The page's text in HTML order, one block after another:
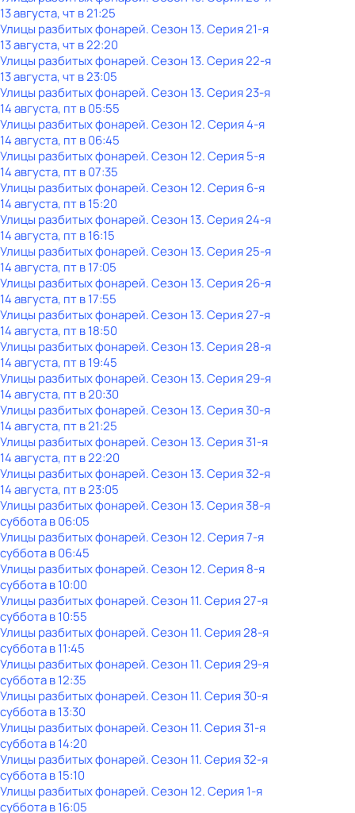
13 августа, чт в 21:25
Улицы разбитых фонарей. Сезон 13. Серия 21-я
13 августа, чт в 22:20
Улицы разбитых фонарей. Сезон 13. Серия 22-я
13 августа, чт в 23:05
Улицы разбитых фонарей. Сезон 13. Серия 23-я
14 августа, пт в 05:55
Улицы разбитых фонарей. Сезон 12. Серия 4-я
14 августа, пт в 06:45
Улицы разбитых фонарей. Сезон 12. Серия 5-я
14 августа, пт в 07:35
Улицы разбитых фонарей. Сезон 12. Серия 6-я
14 августа, пт в 15:20
Улицы разбитых фонарей. Сезон 13. Серия 24-я
14 августа, пт в 16:15
Улицы разбитых фонарей. Сезон 13. Серия 25-я
14 августа, пт в 17:05
Улицы разбитых фонарей. Сезон 13. Серия 26-я
14 августа, пт в 17:55
Улицы разбитых фонарей. Сезон 13. Серия 27-я
14 августа, пт в 18:50
Улицы разбитых фонарей. Сезон 13. Серия 28-я
14 августа, пт в 19:45
Улицы разбитых фонарей. Сезон 13. Серия 29-я
14 августа, пт в 20:30
Улицы разбитых фонарей. Сезон 13. Серия 30-я
14 августа, пт в 21:25
Улицы разбитых фонарей. Сезон 13. Серия 31-я
14 августа, пт в 22:20
Улицы разбитых фонарей. Сезон 13. Серия 32-я
14 августа, пт в 23:05
Улицы разбитых фонарей. Сезон 13. Серия 38-я
субботав06:05
Улицы разбитых фонарей. Сезон 12. Серия 7-я
субботав06:45
Улицы разбитых фонарей. Сезон 12. Серия 8-я
субботав10:00
Улицы разбитых фонарей. Сезон 11. Серия 27-я
субботав10:55
Улицы разбитых фонарей. Сезон 11. Серия 28-я
субботав11:45
Улицы разбитых фонарей. Сезон 11. Серия 29-я
субботав12:35
Улицы разбитых фонарей. Сезон 11. Серия 30-я
субботав13:30
Улицы разбитых фонарей. Сезон 11. Серия 31-я
субботав14:20
Улицы разбитых фонарей. Сезон 11. Серия 32-я
субботав15:10
Улицы разбитых фонарей. Сезон 12. Серия 1-я
субботав16:05